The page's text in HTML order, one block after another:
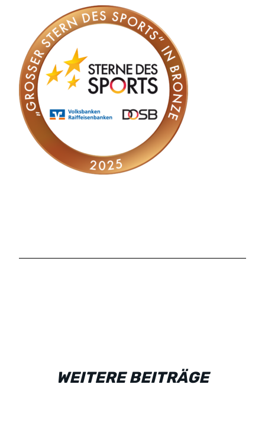
WEITERE BEITRÄGE